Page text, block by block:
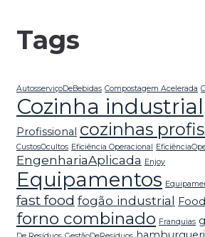
Tags
AutosserviçoDeBebidas Compostagem Acelerada
Cozinha industrial
Profissional cozinhas
CustosOcultos Eficiência Operacional
EngenhariaAplicada Enjoy
Equipamentos
fast food fogão industrial
forno combinado Franquias